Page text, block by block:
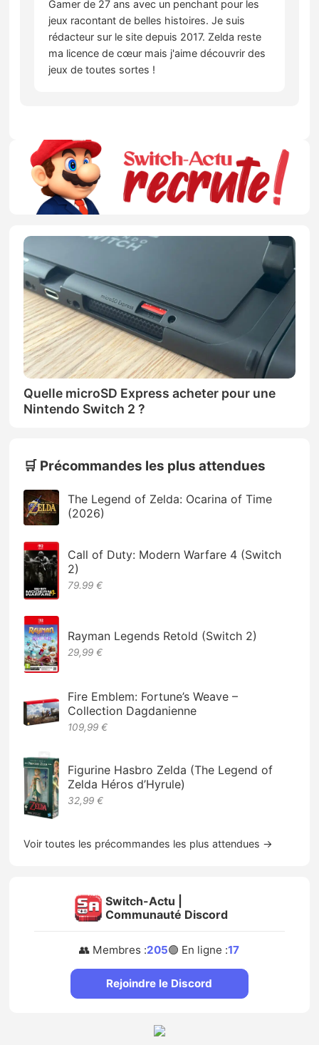
Gamer de 27 ans avec un penchant pour les
jeux racontant de belles histoires. Je suis
rédacteur sur le site depuis 2017. Zelda reste
ma licence de cœur mais j'aime découvrir des
jeux de toutes sortes !
Quelle microSD Express acheter pour une
Nintendo Switch 2 ?
🛒 Précommandes les plus attendues
The Legend of Zelda: Ocarina of Time
(2026)
Call of Duty: Modern Warfare 4 (Switch
2)
79.99 €
Rayman Legends Retold (Switch 2)
29,99 €
Fire Emblem: Fortune’s Weave –
Collection Dagdanienne
109,99 €
Figurine Hasbro Zelda (The Legend of
Zelda Héros d’Hyrule)
32,99 €
Voir toutes les précommandes les plus attendues →
Switch-Actu |
Communauté Discord
👥 Membres :205🟢 En ligne :17
Rejoindre le Discord